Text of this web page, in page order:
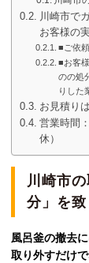
川崎市で
お客様の
■ご依
■お客
のの処
りした
お見積り
営業時間
休）
川崎市の
分」を
風呂釜の撤去
取り外すだけ